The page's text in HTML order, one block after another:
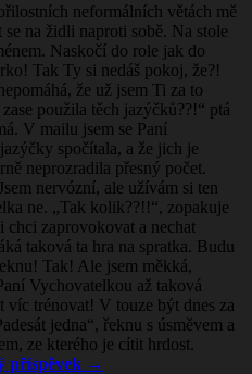
neformálních větách mě
na židli naproti sobě. Na stole
Naskočí do role jak do
Tak Ty si nedáš pokoj, že?!
že už jsem Ti za to
použila těch jazýčků??!“ ptá
V mailu jsem se Paní
spočítala, a že jich je
neprozradila přesný počet.
nervózní, ale užívám si ten
ne. „Tak kolik??!!“, zopakuje
chci zaprovokovat a nechat
taková ta hra na spratka. Budu
Tak! Ale jsem měkká,
Vychovatelkou až taková
víc trénovat! V touze být dnes za
jedna“, řeknu s úsměvem a
ze kterého je cítit hrdost.
příspěvek →